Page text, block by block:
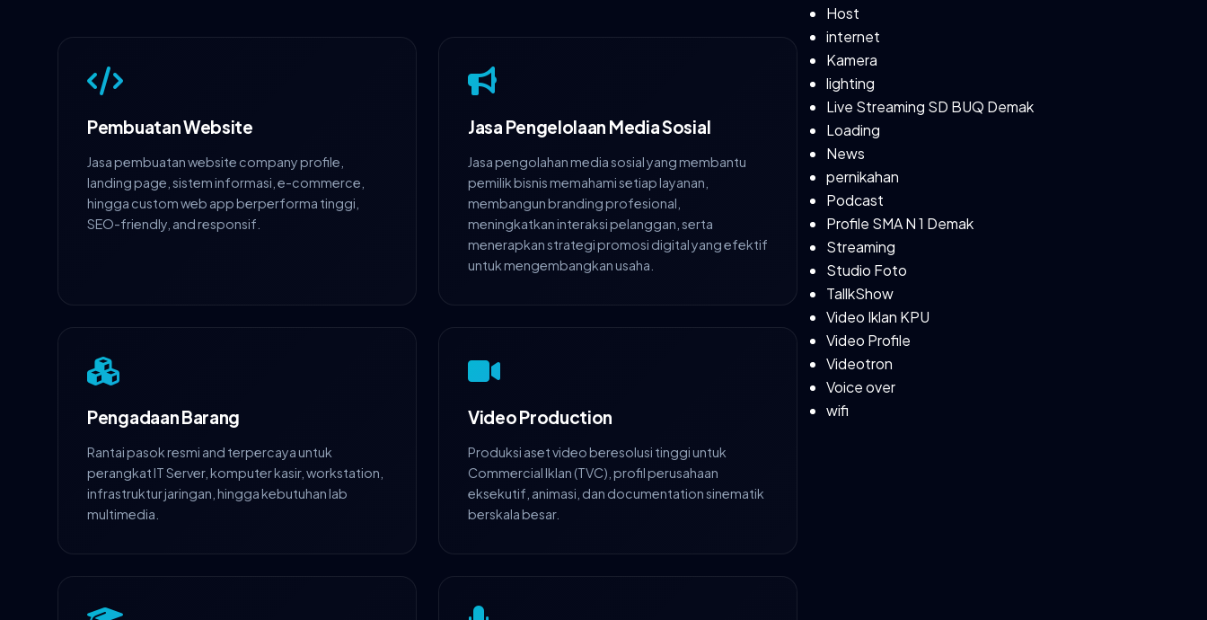
Pembuatan Website
Jasa pembuatan website company profile,
landing page, sistem informasi, e-commerce,
hingga custom web app berperforma tinggi,
SEO-friendly, and responsif.
Jasa Pengelolaan Media Sosial
Jasa pengolahan media sosial yang membantu
pemilik bisnis memahami setiap layanan,
membangun branding profesional,
meningkatkan interaksi pelanggan, serta
menerapkan strategi promosi digital yang efektif
untuk mengembangkan usaha.
Pengadaan Barang
Rantai pasok resmi and terpercaya untuk
perangkat IT Server, komputer kasir, workstation,
infrastruktur jaringan, hingga kebutuhan lab
multimedia.
Video Production
Produksi aset video beresolusi tinggi untuk
Commercial Iklan (TVC), profil perusahaan
eksekutif, animasi, dan documentation sinematik
berskala besar.
Host
internet
Kamera
lighting
Live Streaming SD BUQ Demak
Loading
News
pernikahan
Podcast
Profile SMA N 1 Demak
Streaming
Studio Foto
TallkShow
Video Iklan KPU
Video Profile
Videotron
Voice over
wifi